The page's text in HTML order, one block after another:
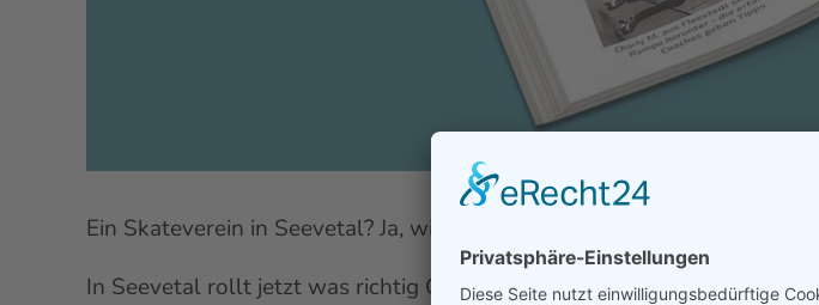
Ein Skateverein in Seevetal? Ja, wirklich!
In Seevetal rollt jetzt was richtig Großes an: Der neue Skateverein